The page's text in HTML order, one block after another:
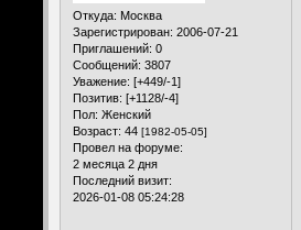
Откуда: Москва
Зарегистрирован: 2006-07-21
Приглашений: 0
Сообщений: 3807
Уважение: [+449/-1]
Позитив: [+1128/-4]
Пол: Женский
Возраст: 44 [1982-05-05]
Провел на форуме:
2 месяца 2 дня
Последний визит:
2026-01-08 05:24:28